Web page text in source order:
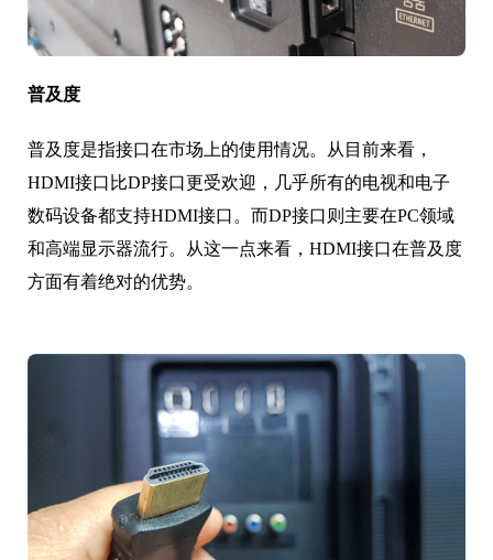
普及度
普及度是指接口在市场上的使用情况。从目前来看，
HDMI接口比DP接口更受欢迎，几乎所有的电视和电子
数码设备都支持HDMI接口。而DP接口则主要在PC领域
和高端显示器流行。从这一点来看，HDMI接口在普及度
方面有着绝对的优势。